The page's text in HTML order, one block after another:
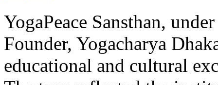
YogaPeace Sansthan,
Founder, Yogacharya
educational and cultural